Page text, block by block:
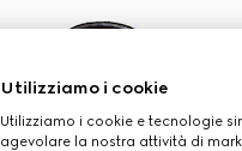
Utilizziamo i cookie
Utilizziamo i cookie e tecnologie
agevolare la nostra attività di